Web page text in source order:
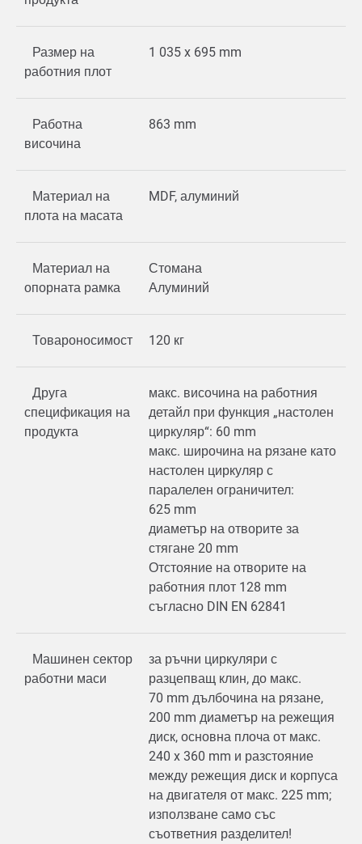
Размер на
работния плот
1 035 x 695 mm
Работна
височина
863 mm
Материал на
плота на масата
MDF, алуминий
Материал на
опорната рамка
Стомана
Алуминий
Товароносимост 120 кг
Друга
спецификация на
продукта
макс. височина на работния
детайл при функция „настолен
циркуляр“: 60 mm
макс. широчина на рязане като
настолен циркуляр с
паралелен ограничител:
625 mm
диаметър на отворите за
стягане 20 mm
Отстояние на отворите на
работния плот 128 mm
съгласно DIN EN 62841
Машинен сектор
работни маси
за ръчни циркуляри с
разцепващ клин, до макс.
70 mm дълбочина на рязане,
200 mm диаметър на режещия
диск, основна плоча от макс.
240 x 360 mm и разстояние
между режещия диск и корпуса
на двигателя от макс. 225 mm;
използване само със
съответния разделител!